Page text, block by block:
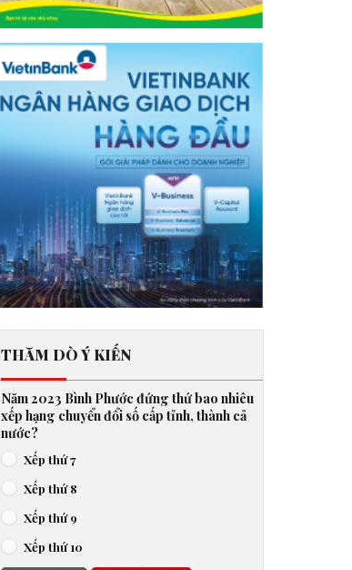
THĂM DÒ Ý KIẾN
Năm 2023 Bình Phước đứng thứ bao nhiêu
xếp hạng chuyển đổi số cấp tỉnh, thành cả
nước?
Xếp thứ 7
Xếp thứ 8
Xếp thứ 9
Xếp thứ 10